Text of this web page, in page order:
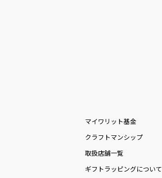
マイワリット基金
クラフトマンシップ
取扱店舗一覧
ギフトラッピングについて